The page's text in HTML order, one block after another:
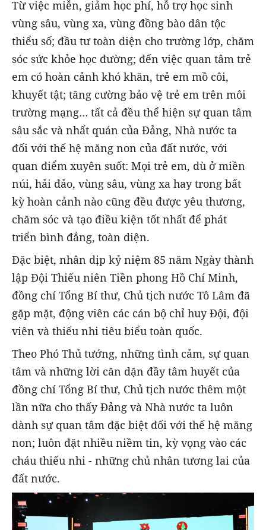
Từ việc miễn, giảm học phí, hỗ trợ học sinh
vùng sâu, vùng xa, vùng đồng bào dân tộc
thiểu số; đầu tư toàn diện cho trường lớp, chăm
sóc sức khỏe học đường; đến việc quan tâm trẻ
em có hoàn cảnh khó khăn, trẻ em mồ côi,
khuyết tật; tăng cường bảo vệ trẻ em trên môi
trường mạng… tất cả đều thể hiện sự quan tâm
sâu sắc và nhất quán của Đảng, Nhà nước ta
đối với thế hệ măng non của đất nước, với
quan điểm xuyên suốt: Mọi trẻ em, dù ở miền
núi, hải đảo, vùng sâu, vùng xa hay trong bất
kỳ hoàn cảnh nào cũng đều được yêu thương,
chăm sóc và tạo điều kiện tốt nhất để phát
triển bình đẳng, toàn diện.
Đặc biệt, nhân dịp kỷ niệm 85 năm Ngày thành
lập Đội Thiếu niên Tiền phong Hồ Chí Minh,
đồng chí Tổng Bí thư, Chủ tịch nước Tô Lâm đã
gặp mặt, động viên các cán bộ chỉ huy Đội, đội
viên và thiếu nhi tiêu biểu toàn quốc.
Theo Phó Thủ tướng, những tình cảm, sự quan
tâm và những lời căn dặn đầy tâm huyết của
đồng chí Tổng Bí thư, Chủ tịch nước thêm một
lần nữa cho thấy Đảng và Nhà nước ta luôn
dành sự quan tâm đặc biệt đối với thế hệ măng
non; luôn đặt nhiều niềm tin, kỳ vọng vào các
cháu thiếu nhi - những chủ nhân tương lai của
đất nước.